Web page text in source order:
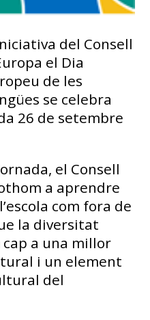
del Consell
el Dia
de les
se celebra
26 de setembre
el Consell
a aprendre
com fora de
la diversitat
a una millor
i un element
del